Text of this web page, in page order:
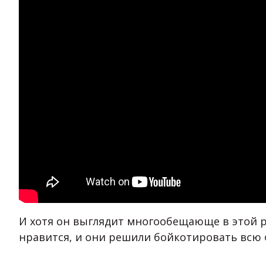
И хотя он выглядит многообещающе в этой
нравится, и они решили бойкотировать всю